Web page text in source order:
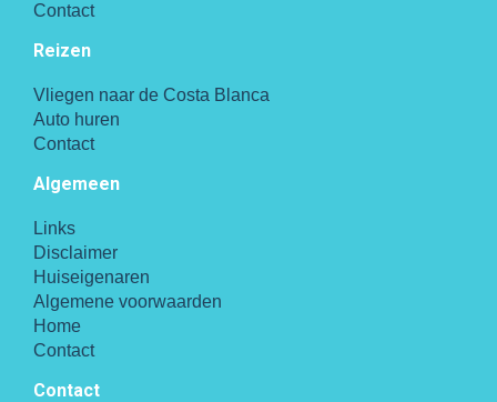
Contact
Reizen
Vliegen naar de Costa Blanca
Auto huren
Contact
Algemeen
Links
Disclaimer
Huiseigenaren
Algemene voorwaarden
Home
Contact
Contact